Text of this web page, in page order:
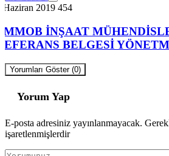
Haziran 2019 454
İNŞAAT
BELGESİ
Yorumları Göster (0)
Yorum Yap
E-posta adresiniz yayınlanmayacak.
işaretlenmişlerdir